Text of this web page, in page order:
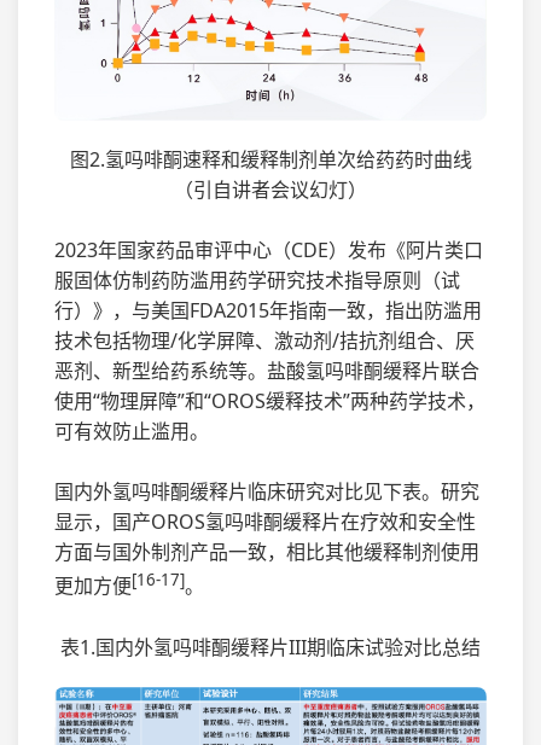
图2.氢吗啡酮速释和缓释制剂单次给药药时曲线
（引自讲者会议幻灯）
2023年国家药品审评中心（CDE）发布《阿片类口
服固体仿制药防滥用药学研究技术指导原则（试
行）》，与美国FDA2015年指南一致，指出防滥用
技术包括物理/化学屏障、激动剂/拮抗剂组合、厌
恶剂、新型给药系统等。盐酸氢吗啡酮缓释片联合
使用“物理屏障”和“OROS缓释技术”两种药学技术，
可有效防止滥用。
国内外氢吗啡酮缓释片临床研究对比见下表。研究
显示，国产OROS氢吗啡酮缓释片在疗效和安全性
方面与国外制剂产品一致，相比其他缓释制剂使用
更加方便[16-17]。
表1.国内外氢吗啡酮缓释片III期临床试验对比总结